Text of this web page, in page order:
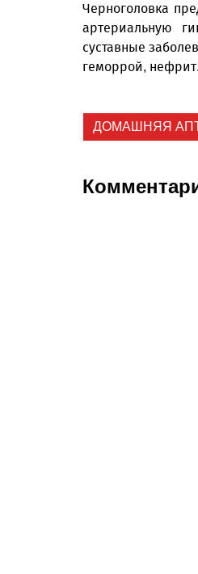
Черноголовка
артериальную
суставные
геморрой, нефрит.
ДОМАШНЯЯ